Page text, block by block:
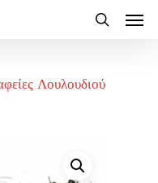
Λουλουδιού